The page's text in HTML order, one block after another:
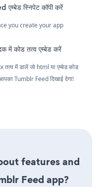
स्निपेट कॉपी करें
you create your app
में कोड तत्व एम्बेड करें
में डालें जो html या एम्बेड कोड
Tumblr Feed दिखाई देगा!
features and
Feed app?